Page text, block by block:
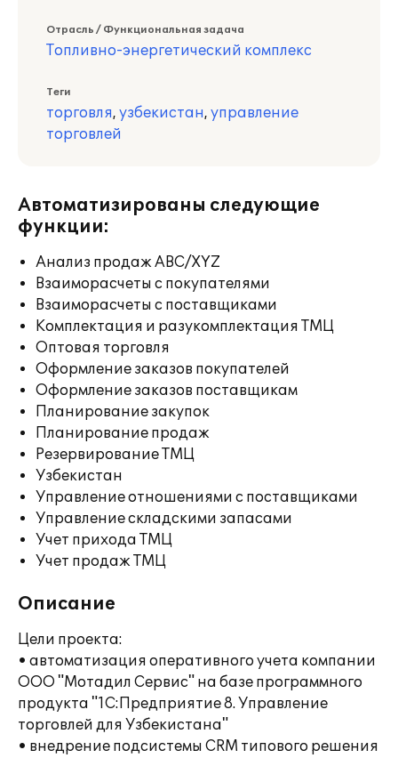
Отрасль / Функциональная задача
Топливно-энергетический комплекс
Теги
торговля, узбекистан, управление
торговлей
Автоматизированы следующие
функции:
Анализ продаж ABC/XYZ
Взаиморасчеты с покупателями
Взаиморасчеты с поставщиками
Комплектация и разукомплектация ТМЦ
Оптовая торговля
Оформление заказов покупателей
Оформление заказов поставщикам
Планирование закупок
Планирование продаж
Резервирование ТМЦ
Узбекистан
Управление отношениями с поставщиками
Управление складскими запасами
Учет прихода ТМЦ
Учет продаж ТМЦ
Описание
Цели проекта:
• автоматизация оперативного учета компании
ООО "Мотадил Сервис" на базе программного
продукта "1С:Предприятие 8. Управление
торговлей для Узбекистана"
• внедрение подсистемы CRM типового решения